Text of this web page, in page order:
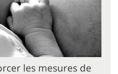
les mesures de